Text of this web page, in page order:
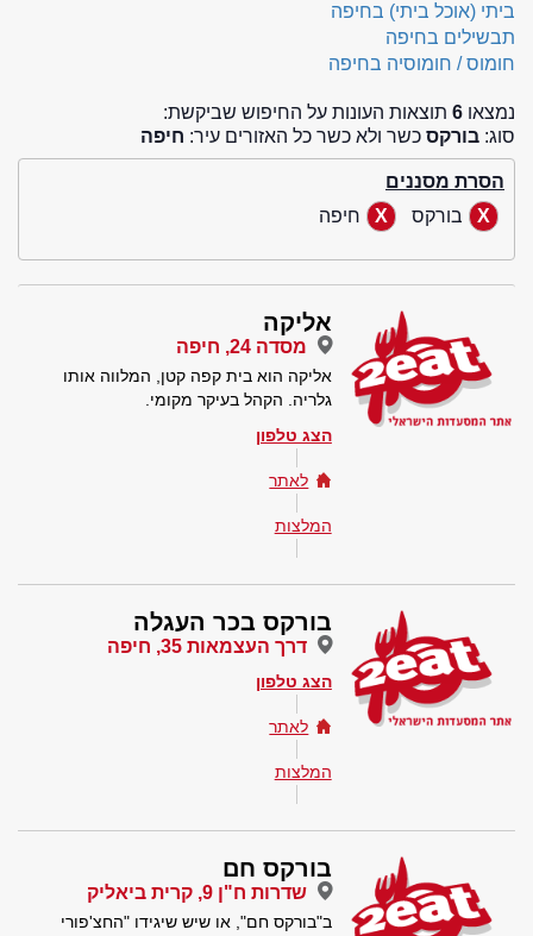
ביתי (אוכל ביתי) בחיפה
תבשילים בחיפה
חומוס / חומוסיה בחיפה
נמצאו 6 תוצאות העונות על החיפוש שביקשת:
סוג: בורקס כשר ולא כשר כל האזורים עיר: חיפה
הסרת מסננים
בורקס
חיפה
אליקה
מסדה 24, חיפה
אליקה הוא בית קפה קטן, המלווה אותו
גלריה. הקהל בעיקר מקומי.
הצג טלפון
לאתר
המלצות
בורקס בכר העגלה
דרך העצמאות 35, חיפה
הצג טלפון
לאתר
המלצות
בורקס חם
שדרות ח"ן 9, קרית ביאליק
ב"בורקס חם", או שיש שיגידו "החצ'פורי